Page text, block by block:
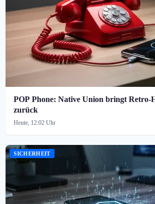
POP Phone: Native Union bringt Retro-
zurück
Heute, 12:02 Uhr
SICHERHEIT